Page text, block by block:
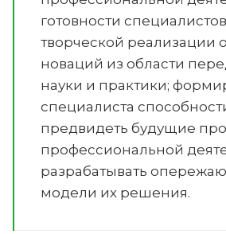
готовности
творческой реализации
новаций из области
науки и практики;
специалиста
предвидеть будущие
профессиональной
разрабатывать
модели их решения.